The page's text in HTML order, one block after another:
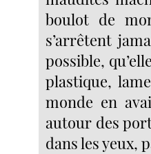
boulot de
s’arrêtent
possible,
plastique,
monde en
autour des
dans les yeux,